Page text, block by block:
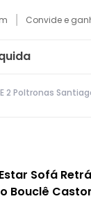
Convide e
2 Poltronas
Sofá
Bouclê